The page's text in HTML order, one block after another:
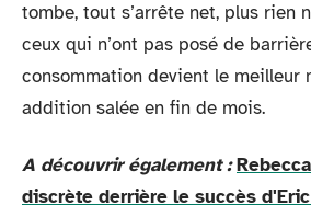
tombe, tout s’arrête net, plus rien
ceux qui n’ont pas posé de
consommation devient le meilleur
addition salée en fin de mois.
A découvrir également :
discrète derrière le succès